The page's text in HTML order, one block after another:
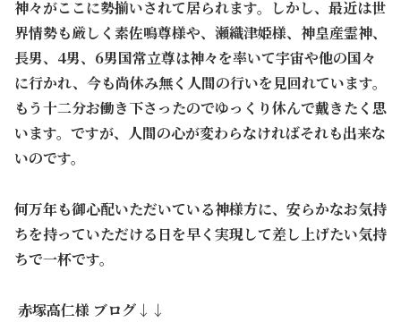
神々がここに勢揃いされて居られます。しかし、最近は世
界情勢も厳しく素佐鳴尊様や、瀬織津姫様、神皇産霊神、
長男、4男、6男国常立尊は神々を率いて宇宙や他の国々
に行かれ、今も尚休み無く人間の行いを見回れています。
もう十二分お働き下さったのでゆっくり休んで戴きたく思
います。ですが、人間の心が変わらなければそれも出来な
いのです。
何万年も御心配いただいている神様方に、安らかなお気持
ちを持っていただける日を早く実現して差し上げたい気持
ちで一杯です。
赤塚高仁様 ブログ↓↓